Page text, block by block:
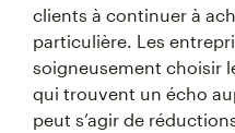
clients à continuer à
particulière. Les
soigneusement choisir
qui trouvent un écho
peut s’agir de